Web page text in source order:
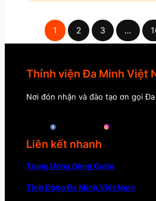
1 2 3 …
Thỉnh viện Đa Minh Việt
Nơi đón nhận và đào tạo ơn gọi
Liên kết nhanh
Trung Ương Dòng Curia
Tỉnh Dòng Đa Minh Việt Nam